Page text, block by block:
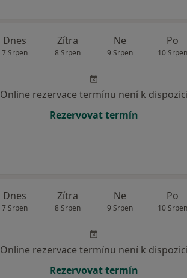
Dnes
7 Srpen
Zítra
8 Srpen
Ne
9 Srpen
Po
10 Srpen
Online rezervace termínu není k dispozici
Rezervovat termín
Dnes
7 Srpen
Zítra
8 Srpen
Ne
9 Srpen
Po
10 Srpen
Online rezervace termínu není k dispozici
Rezervovat termín